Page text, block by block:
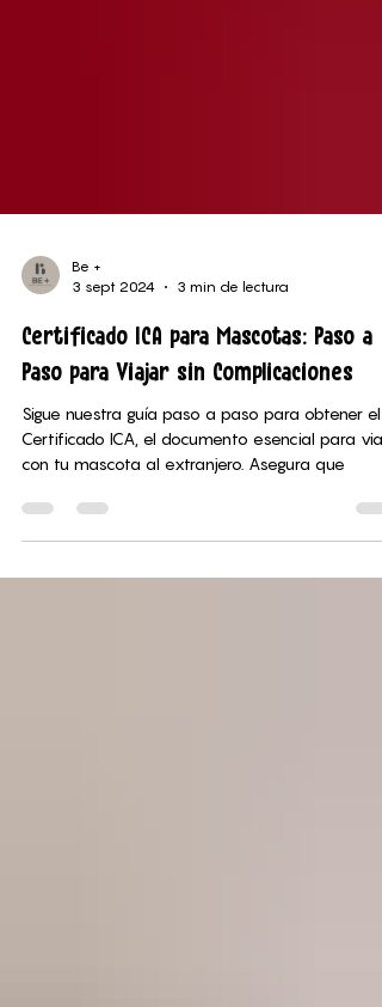
Be +
3 sept 2024
3 min de lectura
Certificado ICA para Mascotas: Paso a
Paso para Viajar sin Complicaciones
Sigue nuestra guía paso a paso para obtener el